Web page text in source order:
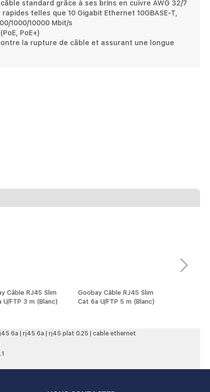
standard grâce à ses brins en cuivre AWG 32/7
telles que 10 Gigabit Ethernet 10GBASE-T,
1000/10000 Mbit/s
PoE+)
la rupture de câble et assurant une longue
Câble RJ45 Slim
U/FTP 3 m (Blanc)
Goobay Câble RJ45 Slim
Cat 6a U/FTP 5 m (Blanc)
6a rj45 6a rj45 plat 0.25 cable ethernet